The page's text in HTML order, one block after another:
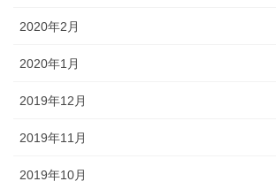
2020年2月
2020年1月
2019年12月
2019年11月
2019年10月